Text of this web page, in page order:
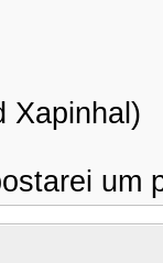
Xapinhal)
um